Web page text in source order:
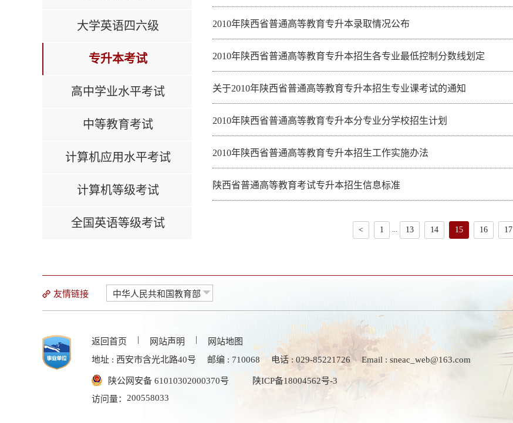
大学英语四六级
专升本考试
高中学业水平考试
中等教育考试
计算机应用水平考试
计算机等级考试
全国英语等级考试
2010年陕西省普通高等教育专升本录取情况公布
2010年陕西省普通高等教育专升本招生各专业最低控制分数线划定
关于2010年陕西省普通高等教育专升本招生专业课考试的通知
2010年陕西省普通高等教育专升本分专业分学校招生计划
2010年陕西省普通高等教育专升本招生工作实施办法
陕西省普通高等教育考试专升本招生信息标准
< 1 13 14 15 16 17
友情链接 中华人民共和国教育部
返回首页 | 网站声明 |
网站地图
地址 : 西安市含光北路40号
邮编 : 710068 电话 : 029-85221726 Email : sneac_web@163.com
陕公网安备 61010302000370号
陕ICP备18004562号-3
访问量： 200558033